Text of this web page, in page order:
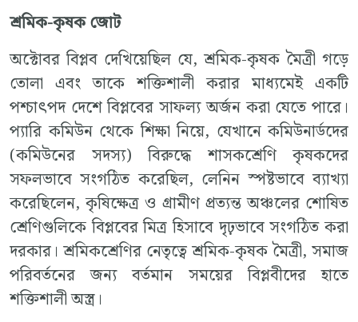
শ্রমিক-কৃষক জোট
অক্টোবর বিপ্লব দেখিয়েছিল যে, শ্রমিক-কৃষক মৈত্রী গড়ে
তোলা এবং তাকে শক্তিশালী করার মাধ্যমেই একটি
পশ্চাৎপদ দেশে বিপ্লবের সাফল্য অর্জন করা যেতে পারে।
প্যারি কমিউন থেকে শিক্ষা নিয়ে, যেখানে কমিউনার্ডদের
(কমিউনের সদস্য) বিরুদ্ধে শাসকশ্রেণি কৃষকদের
সফলভাবে সংগঠিত করেছিল, লেনিন স্পষ্টভাবে ব্যাখ্যা
করেছিলেন, কৃষিক্ষেত্র ও গ্রামীণ প্রত্যন্ত অঞ্চলের শোষিত
শ্রেণিগুলিকে বিপ্লবের মিত্র হিসাবে দৃঢ়ভাবে সংগঠিত করা
দরকার। শ্রমিকশ্রেণির নেতৃত্বে শ্রমিক-কৃষক মৈত্রী, সমাজ
পরিবর্তনের জন্য বর্তমান সময়ের বিপ্লবীদের হাতে
শক্তিশালী অস্ত্র।